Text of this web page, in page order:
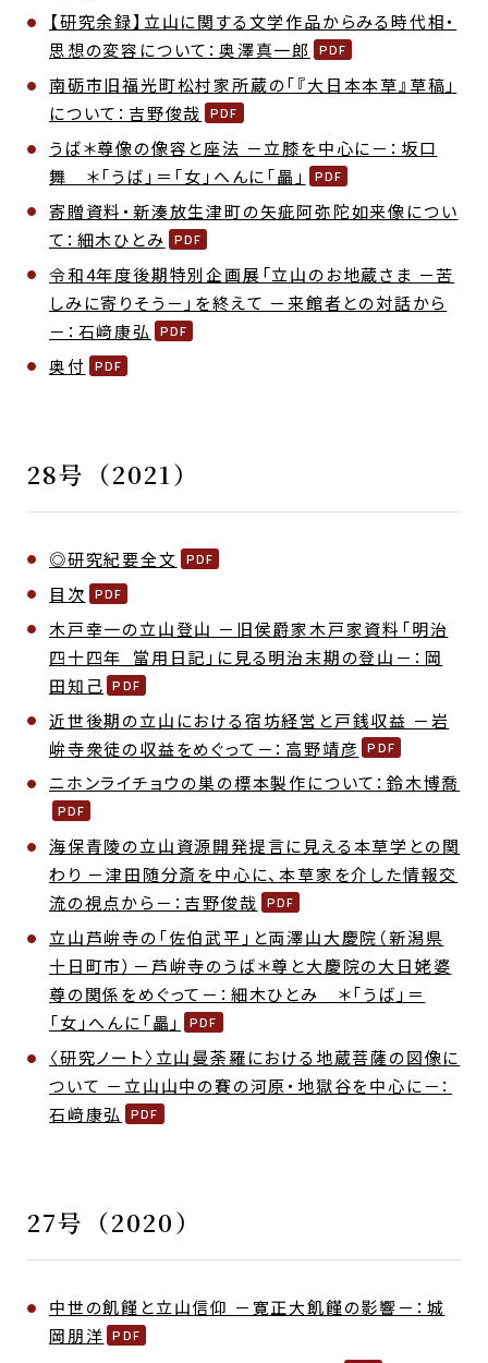
【研究余録】立山に関する文学作品からみる時代相・
思想の変容について：奥澤真一郎
南砺市旧福光町松村家所蔵の「『大日本本草』草稿」
について：吉野俊哉
うば＊尊像の像容と座法 －立膝を中心に－：坂口
舞 ＊「うば」＝「女」へんに「畾」
寄贈資料・新湊放生津町の矢疵阿弥陀如来像につい
て：細木ひとみ
令和4年度後期特別企画展「立山のお地蔵さま －苦
しみに寄りそう－」を終えて －来館者との対話から
－：石﨑康弘
奥付
28号（2021）
◎研究紀要全文
目次
木戸幸一の立山登山 －旧侯爵家木戸家資料「明治
四十四年_當用日記」に見る明治末期の登山－：岡
田知己
近世後期の立山における宿坊経営と戸銭収益 －岩
峅寺衆徒の収益をめぐって－：高野靖彦
ニホンライチョウの巣の標本製作について：鈴木博喬
海保青陵の立山資源開発提言に見える本草学との関
わり －津田随分斎を中心に、本草家を介した情報交
流の視点から－：吉野俊哉
立山芦峅寺の「佐伯武平」と両澤山大慶院（新潟県
十日町市）－芦峅寺のうば＊尊と大慶院の大日姥婆
尊の関係をめぐって－：細木ひとみ ＊「うば」＝
「女」へんに「畾」
〈研究ノート〉立山曼荼羅における地蔵菩薩の図像に
ついて －立山山中の賽の河原・地獄谷を中心に－：
石﨑康弘
27号（2020）
中世の飢饉と立山信仰 －寛正大飢饉の影響－：城
岡朋洋